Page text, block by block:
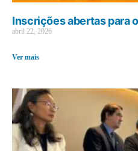
Inscrições abertas para
abril 22, 2026
Ver mais